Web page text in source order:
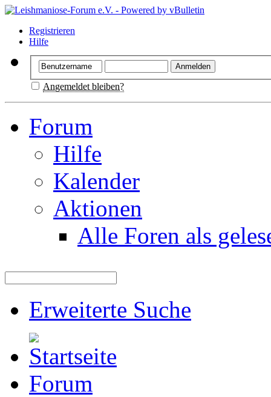
Registrieren
Hilfe
Angemeldet bleiben?
Forum
Hilfe
Kalender
Aktionen
Alle Foren als
Erweiterte Suche
Forum